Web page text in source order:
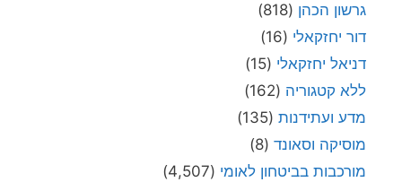
גרשון הכהן (818)
דור יחזקאלי (16)
דניאל יחזקאלי (15)
ללא קטגוריה (162)
מדע ועתידנות (135)
מוסיקה וסאונד (8)
מורכבות בביטחון לאומי (4,507)